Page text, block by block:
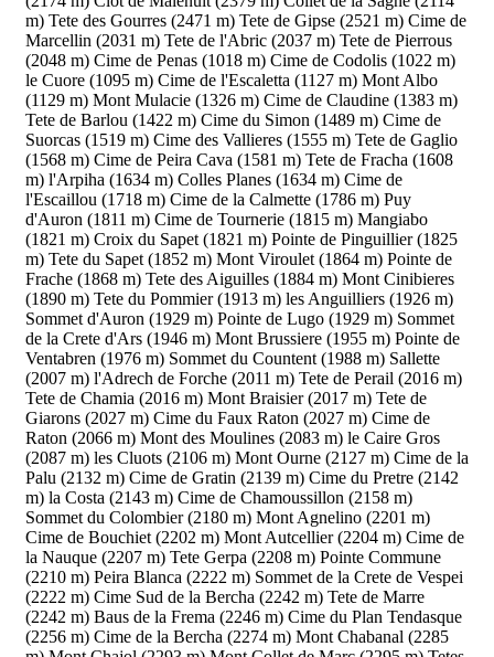
m) Tete des Gourres (2471 m) Tete de Gipse (2521 m) Cime de
Marcellin (2031 m) Tete de l'Abric (2037 m) Tete de Pierrous
(2048 m) Cime de Penas (1018 m) Cime de Codolis (1022 m)
le Cuore (1095 m) Cime de l'Escaletta (1127 m) Mont Albo
(1129 m) Mont Mulacie (1326 m) Cime de Claudine (1383 m)
Tete de Barlou (1422 m) Cime du Simon (1489 m) Cime de
Suorcas (1519 m) Cime des Vallieres (1555 m) Tete de Gaglio
(1568 m) Cime de Peira Cava (1581 m) Tete de Fracha (1608
m) l'Arpiha (1634 m) Colles Planes (1634 m) Cime de
l'Escaillou (1718 m) Cime de la Calmette (1786 m) Puy
d'Auron (1811 m) Cime de Tournerie (1815 m) Mangiabo
(1821 m) Croix du Sapet (1821 m) Pointe de Pinguillier (1825
m) Tete du Sapet (1852 m) Mont Viroulet (1864 m) Pointe de
Frache (1868 m) Tete des Aiguilles (1884 m) Mont Cinibieres
(1890 m) Tete du Pommier (1913 m) les Anguilliers (1926 m)
Sommet d'Auron (1929 m) Pointe de Lugo (1929 m) Sommet
de la Crete d'Ars (1946 m) Mont Brussiere (1955 m) Pointe de
Ventabren (1976 m) Sommet du Countent (1988 m) Sallette
(2007 m) l'Adrech de Forche (2011 m) Tete de Perail (2016 m)
Tete de Chamia (2016 m) Mont Braisier (2017 m) Tete de
Giarons (2027 m) Cime du Faux Raton (2027 m) Cime de
Raton (2066 m) Mont des Moulines (2083 m) le Caire Gros
(2087 m) les Cluots (2106 m) Mont Ourne (2127 m) Cime de la
Palu (2132 m) Cime de Gratin (2139 m) Cime du Pretre (2142
m) la Costa (2143 m) Cime de Chamoussillon (2158 m)
Sommet du Colombier (2180 m) Mont Agnelino (2201 m)
Cime de Bouchiet (2202 m) Mont Autcellier (2204 m) Cime de
la Nauque (2207 m) Tete Gerpa (2208 m) Pointe Commune
(2210 m) Peira Blanca (2222 m) Sommet de la Crete de Vespei
(2222 m) Cime Sud de la Bercha (2242 m) Tete de Marre
(2242 m) Baus de la Frema (2246 m) Cime du Plan Tendasque
(2256 m) Cime de la Bercha (2274 m) Mont Chabanal (2285